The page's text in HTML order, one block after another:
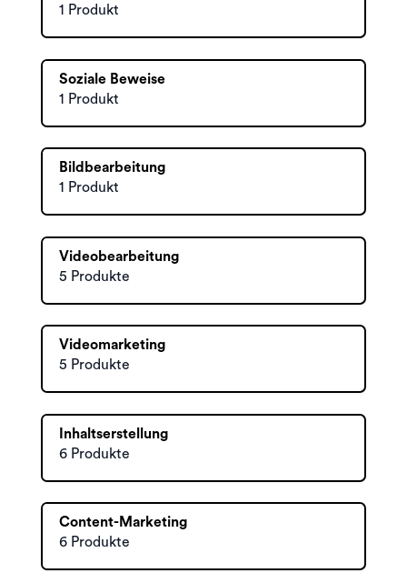
1 Produkt
Soziale Beweise
1 Produkt
Bildbearbeitung
1 Produkt
Videobearbeitung
5 Produkte
Videomarketing
5 Produkte
Inhaltserstellung
6 Produkte
Content-Marketing
6 Produkte